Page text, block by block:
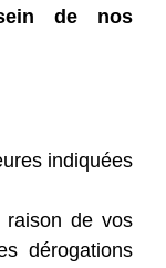
de nos
indiquées
raison de vos
dérogations